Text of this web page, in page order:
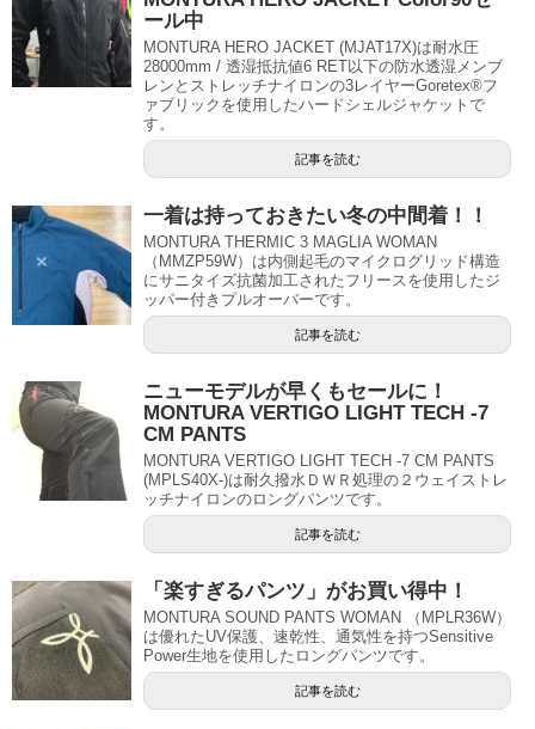
ール中
MONTURA HERO JACKET (MJAT17X)は耐水圧
28000mm / 透湿抵抗値6 RET以下の防水透湿メンブ
レンとストレッチナイロンの3レイヤーGoretex®フ
ァブリックを使用したハードシェルジャケットで
す。
記事を読む
一着は持っておきたい冬の中間着！！
MONTURA THERMIC 3 MAGLIA WOMAN
（MMZP59W）は内側起毛のマイクログリッド構造
にサニタイズ抗菌加工されたフリースを使用したジ
ッパー付きプルオーバーです。
記事を読む
ニューモデルが早くもセールに！
MONTURA VERTIGO LIGHT TECH -7
CM PANTS
MONTURA VERTIGO LIGHT TECH -7 CM PANTS
(MPLS40X-)は耐久撥水ＤＷＲ処理の２ウェイストレ
ッチナイロンのロングパンツです。
記事を読む
「楽すぎるパンツ」がお買い得中！
MONTURA SOUND PANTS WOMAN （MPLR36W）
は優れたUV保護、速乾性、通気性を持つSensitive
Power生地を使用したロングパンツです。
記事を読む